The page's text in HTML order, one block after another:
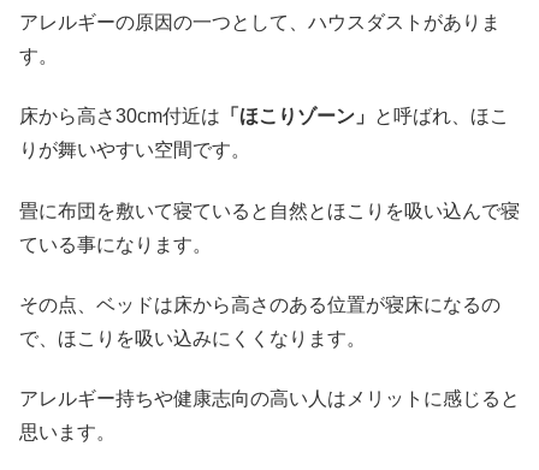
アレルギーの原因の一つとして、ハウスダストがありま
す。
床から高さ30cm付近は 「ほこりゾーン」
と呼ばれ、ほこ
りが舞いやすい空間です。
畳に布団を敷いて寝ていると自然とほこりを吸い込んで寝
ている事になります。
その点、ベッドは床から高さのある位置が寝床になるの
で、ほこりを吸い込みにくくなります。
アレルギー持ちや健康志向の高い人はメリットに感じると
思います。